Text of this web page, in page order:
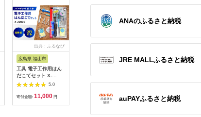
出典：ふるなび
広島県 福山市
工具 電子工作用はん
だこてセット X-
2000E[BAEG004]工
5.0
寄付金額: 11,000 円
宮城県 角田市
BIGCAPA basic plus
アルカリ乾電池 単3形
LR6Bbp/12S
10,000 円
大阪府 貝塚市
単3・4形 計20本 アル
カリ乾電池 パナソニ
寄付金額:12,000
ANAのふるさと納税
JRE MALLふるさと納税
auPAYふるさと納税